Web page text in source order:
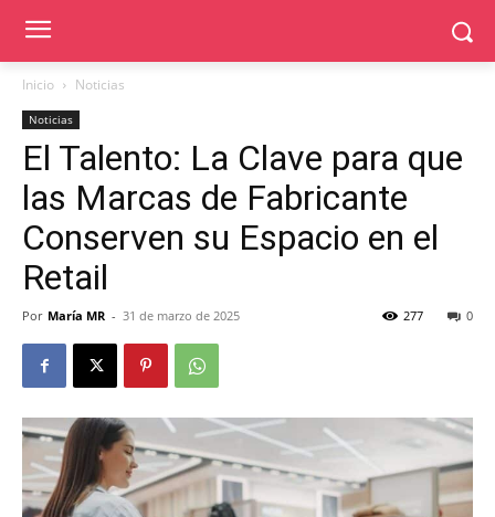
Inicio Noticias
Noticias
El Talento: La Clave para que
las Marcas de Fabricante
Conserven su Espacio en el
Retail
Por María MR - 31 de marzo de 2025 0
277